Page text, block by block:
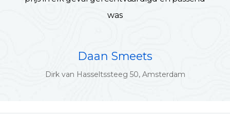
was
Daan Smeets
Dirk van Hasseltssteeg 50, Amsterdam